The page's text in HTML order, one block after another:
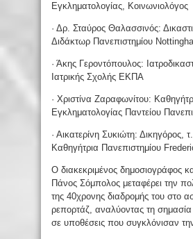
Εγκληματολογίας, Κοινωνιολόγος
· Δρ. Σταύρος Θαλασσινός:
Διδάκτωρ Πανεπιστημίου
· Άκης Γεροντόπουλος:
Ιατρικής Σχολής ΕΚΠΑ
· Χριστίνα Ζαραφωνίτου:
Εγκληματολογίας Παντείου
· Αικατερίνη Συκιώτη: Δικηγόρος,
Καθηγήτρια Πανεπιστημίου
Ο διακεκριμένος δημοσιογράφος
Πάνος Σόμπολος μεταφέρει την
της 40χρονης διαδρομής του στο
ρεπορτάζ, αναλύοντας τη
σε υποθέσεις που συγκλόνισαν